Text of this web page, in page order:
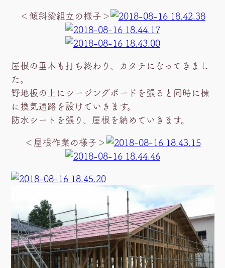
＜傾斜梁組立の様子＞
屋根の垂木も打ち終わり、カタチになってきまし
た。
野地板の上にシージングボードを張ると同時に棟
に換気通路を設けていきます。
防水シートを張り、屋根を納めていきます。
＜屋根作業の様子＞